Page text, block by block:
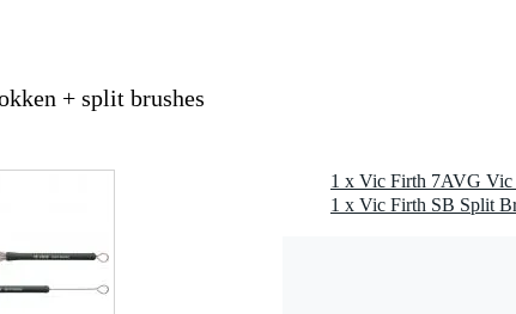
+ split brushes
1 x Vic Firth SB Split